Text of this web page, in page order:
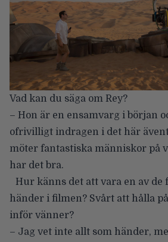
Vad kan du säga om Rey?
– Hon är en ensamvarg i början
ofrivilligt indragen i det här
möter fantastiska människor på
har det bra.
Hur känns det att vara en av de
händer i filmen? Svårt att hålla
inför vänner?
– Jag vet inte allt som händer,